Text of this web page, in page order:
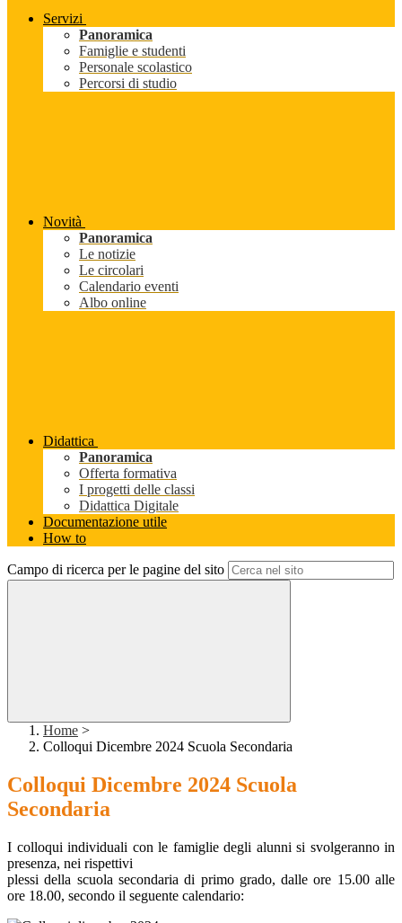
Servizi
Panoramica
Famiglie e studenti
Personale scolastico
Percorsi di studio
Novità
Panoramica
Le notizie
Le circolari
Calendario eventi
Albo online
Didattica
Panoramica
Offerta formativa
I progetti delle classi
Didattica Digitale
Documentazione utile
How to
Campo di ricerca per le pagine del sito
Home >
Colloqui Dicembre 2024 Scuola Secondaria
Colloqui Dicembre 2024 Scuola
Secondaria
I colloqui individuali con le famiglie degli alunni si svolgeranno in
presenza, nei rispettivi
plessi della scuola secondaria di primo grado, dalle ore 15.00 alle
ore 18.00, secondo il seguente calendario: